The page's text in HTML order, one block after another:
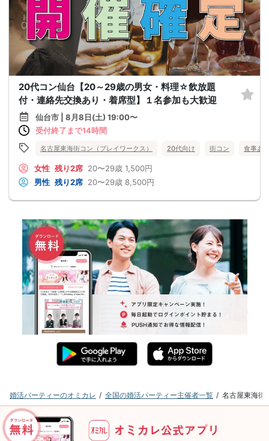
20代コン仙台【20～29歳の男女・料理☆飲放題
付・連絡先交換あり・着席型】１名参加も大歓迎
仙台市 | 8月8日(土) 19:00〜
受付終了まで14時間
名古屋東海街コン（プレイワークス） 20代向け 街コン 食事あ
女性 残り2席 20〜29歳 1,500円
男性 残り2席 20〜29歳 8,500円
婚活パーティーのオミカレ 全国の婚活パーティー主催者一覧 名古屋東海街